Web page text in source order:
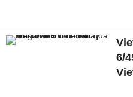
6/